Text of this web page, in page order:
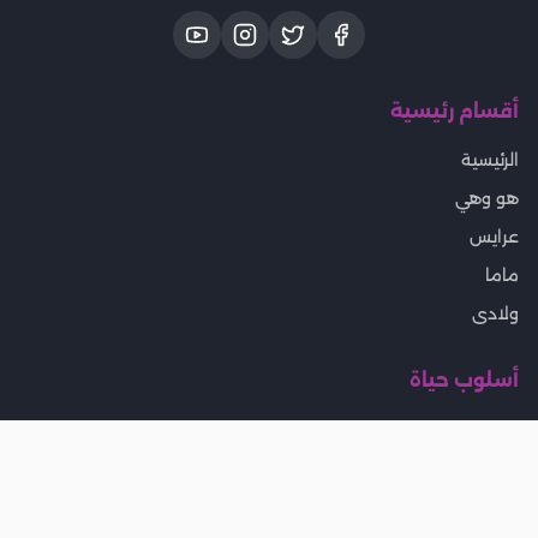
أقسام رئيسية
الرئيسية
هو وهي
عرايس
ماما
ولادى
أسلوب حياة